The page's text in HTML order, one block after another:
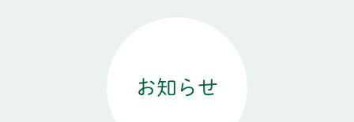
お知らせ